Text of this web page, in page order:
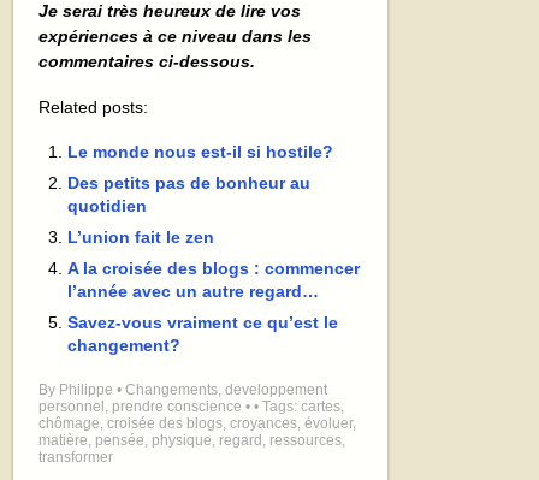
Je serai très heureux de lire vos
expériences à ce niveau dans les
commentaires ci-dessous.
Related posts:
Le monde nous est-il si hostile?
Des petits pas de bonheur au
quotidien
L’union fait le zen
A la croisée des blogs : commencer
l’année avec un autre regard…
Savez-vous vraiment ce qu’est le
changement?
By Philippe • Changements ,developpement
personnel prendre conscience • • Tags:cartes
chômage ,croisée des blogs ,croyances ,évoluer,
matière pensée physique regard ressources
transformer